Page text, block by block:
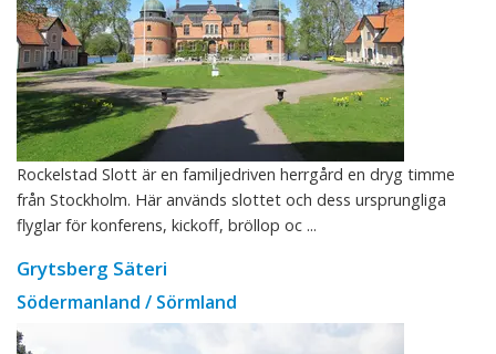
Rockelstad Slott är en familjedriven herrgård en dryg timme
från Stockholm. Här används slottet och dess ursprungliga
flyglar för konferens, kickoff, bröllop oc ...
Grytsberg Säteri
Södermanland / Sörmland